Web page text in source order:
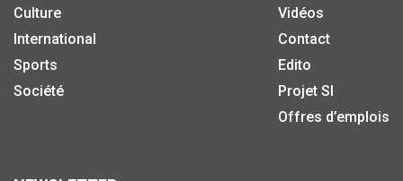
Culture
International
Sports
Société
Vidéos
Contact
Edito
Projet SI
Offres d’emplois